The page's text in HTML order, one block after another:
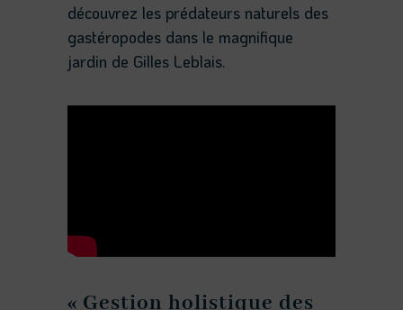
découvrez les prédateurs naturels des
gastéropodes dans le magnifique
jardin de Gilles Leblais.
« Gestion holistique des